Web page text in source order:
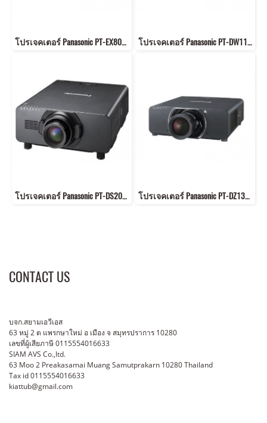
โปรเจคเตอร์ Panasonic PT-EX800T 8500 lumen Resolution: 1024 x 768 (XGA) contrast 5000:1 โปรเจคเตอร์ Panasonic PT-DW11K 11,000 lumens；Contrast ratio: 10000:1 Resolution: 1366 x 768 (WXGA)
โปรเจคเตอร์ Panasonic PT-DS20K 20000 lumen1400 x 1050 (SXGA+) Contrast ratio: 10000:1 โปรเจคเตอร์ Panasonic PT-DZ13K 12,000 lumens 1900 x 1200 (WUXGA) Contrast ratio: 10000:1
CONTACT US
บจก.สยามเอวีเอส
63 หมู่ 2 ต แพรกษาใหม่ อ เมือง จ สมุทรปราการ 10280
เลขที่ผู้เสียภาษี 0115554016633
SIAM AVS Co.,ltd.
63 Moo 2 Preakasamai Muang Samutprakarn 10280 Thailand
Tax id 0115554016633
kiattub@gmail.com